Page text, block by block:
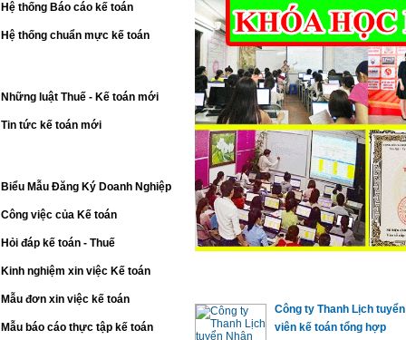
Hệ thống Báo cáo kế toán
Hệ thống chuẩn mực kế toán
Những luật Thuế - Kế toán mới
Tin tức kế toán mới
Biểu Mẫu Đăng Ký Doanh Nghiệp
Công việc của Kế toán
Hỏi đáp kế toán - Thuế
Kinh nghiệm xin việc Kế toán
Mẫu đơn xin việc kế toán
Mẫu báo cáo thực tập kế toán
Công ty Thanh Lịch
viên kế toán tổng hợp